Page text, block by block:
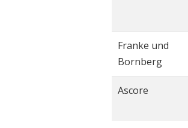
Franke und
Bornberg
Ascore